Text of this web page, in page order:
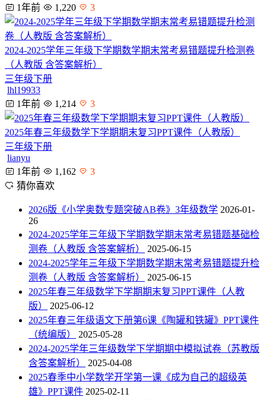
1年前
1,220 3
2024-2025学年三年级下学期数学期末常考易错题提升检测卷
（人教版 含答案解析）
三年级下册
lhl19933
1年前
1,214 3
2025年春三年级数学下学期期末复习PPT课件（人教版）
三年级下册
lianyu
1年前
1,162
3
猜你喜欢
2026版《小学奥数专题突破AB卷》3年级数学 2026-01-
26
2024-2025学年三年级下学期数学期末常考易错题基础检
测卷（人教版 含答案解析）
2025-06-15
2024-2025学年三年级下学期数学期末常考易错题提升检
测卷（人教版 含答案解析）
2025-06-15
2025年春三年级数学下学期期末复习PPT课件（人教
版）
2025-06-12
2025年春三年级语文下册第6课《陶罐和铁罐》PPT课件
（统编版）
2025-05-28
2024-2025学年三年级数学下学期期中模拟试卷（苏教版
含答案解析）
2025-04-08
2025春季中小学数学开学第一课《成为自己的超级英
雄》PPT课件 2025-02-11